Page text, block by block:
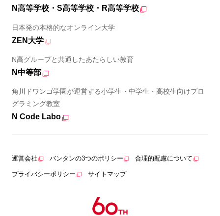
N高等学校・S高等学校・R高等学校
日本発の本格的なオンライン大学
ZEN大学
N高グループと共通したあたらしい教育
N中等部
角川ドワンゴ学園が運営する小学生・中学生・高校生向けプロ
グラミング教室
N Code Labo
運営会社 バンタンの3つのポリシー 合理的配慮について
プライバシーポリシー サイトマップ